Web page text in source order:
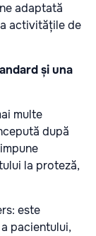
adaptată
activitățile de
și una
multe
după
la proteză,
este
pacientului,